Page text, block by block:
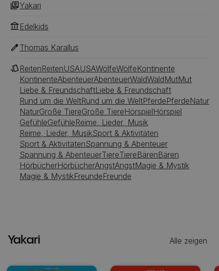
Yakari
Edelkids
Thomas Karallus
ReitenReitenUSAUSAWölfeWölfeKontinente
KontinenteAbenteuerAbenteuerWaldWaldMutMut
Liebe & FreundschaftLiebe & Freundschaft
Rund um die WeltRund um die WeltPferdePferdeNatur
NaturGroße TiereGroße TiereHörspielHörspiel
GefühleGefühleReime, Lieder, Musik
Reime, Lieder, MusikSport & Aktivitäten
Sport & AktivitätenSpannung & Abenteuer
Spannung & AbenteuerTiereTiereBärenBären
HörbücherHörbücherAngstAngstMagie & Mystik
Magie & MystikFreundeFreunde
Yakari Alle zeigen